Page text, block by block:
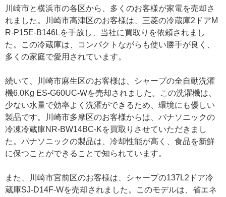
川崎市と横浜市の各区から、多くのお客様が家電を売却さ
れました。川崎市高津区のお客様は、三菱の冷蔵庫2ドアM
R-P15E-B146Lを手放し、当社に買取りを依頼されまし
た。この冷蔵庫は、コンパクトながらも使い勝手が良く、
多くの家庭で愛用されています。
続いて、川崎市麻生区のお客様は、シャープの全自動洗濯
機6.0Kg ES-G60UC-Wを売却されました。この洗濯機は、
少ない水量で効率よく洗濯ができるため、環境にも優しい
製品です。川崎市多摩区のお客様からは、パナソニックの
冷凍冷蔵庫NR-BW14BC-Kを買取りさせていただきまし
た。パナソニックの製品は、冷却性能が高く、食品を新鮮
に保つことができることで知られています。
また、川崎市宮前区のお客様は、シャープの137L2ドア冷
蔵庫SJ-D14F-Wを売却されました。このモデルは、省エネ